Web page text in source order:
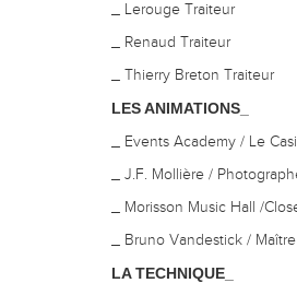
_ Lerouge Traiteur
_ Renaud Traiteur
_ Thierry Breton Traiteur
LES ANIMATIONS_
_ Events Academy / Le
_ J.F. Mollière /
_ Morisson Music Hall /
_ Bruno Vandestick /
LA TECHNIQUE_